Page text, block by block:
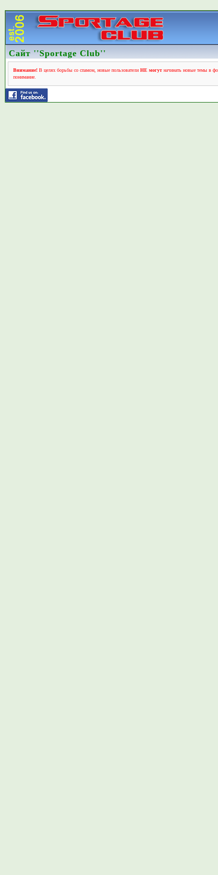
Сайт ''Sportage Club''
Внимание!В целях борьбы со спамом, новые пользователи НЕ могутначинать новые темы в
понимание.